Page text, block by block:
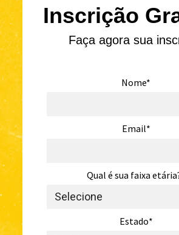
Inscrição
Faça agora sua
Nome*
Email*
Qual é sua faixa
Estado*